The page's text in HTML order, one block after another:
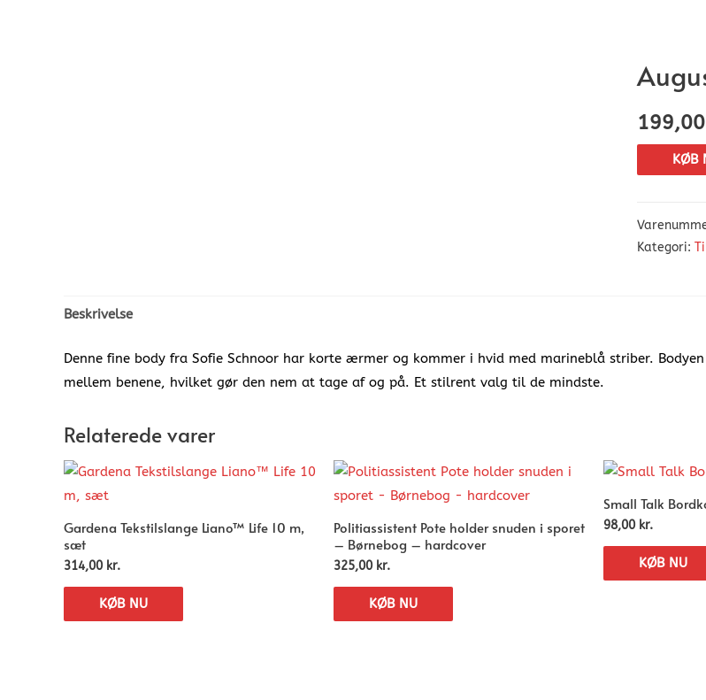
199,00
KØB
Kategori:
Beskrivelse
Denne fine body fra Sofie Schnoor har korte ærmer og kommer i hvid med marineblå striber.
mellem benene, hvilket gør den nem at tage af og på. Et stilrent valg til de mindste.
Relaterede varer
Gardena Tekstilslange Liano™ Life 10 m,
sæt
314,00 kr.
KØB NU
Politiassistent Pote holder snuden i sporet
– Børnebog – hardcover
325,00 kr.
KØB NU
Small Talk
98,00 kr.
KØB NU